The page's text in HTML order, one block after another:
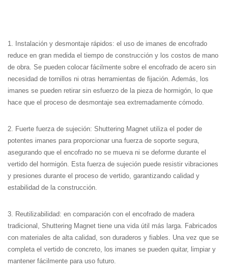
1. Instalación y desmontaje rápidos: el uso de imanes de encofrado
reduce en gran medida el tiempo de construcción y los costos de mano
de obra. Se pueden colocar fácilmente sobre el encofrado de acero sin
necesidad de tornillos ni otras herramientas de fijación. Además, los
imanes se pueden retirar sin esfuerzo de la pieza de hormigón, lo que
hace que el proceso de desmontaje sea extremadamente cómodo.
2. Fuerte fuerza de sujeción: Shuttering Magnet utiliza el poder de
potentes imanes para proporcionar una fuerza de soporte segura,
asegurando que el encofrado no se mueva ni se deforme durante el
vertido del hormigón. Esta fuerza de sujeción puede resistir vibraciones
y presiones durante el proceso de vertido, garantizando calidad y
estabilidad de la construcción.
3. Reutilizabilidad: en comparación con el encofrado de madera
tradicional, Shuttering Magnet tiene una vida útil más larga. Fabricados
con materiales de alta calidad, son duraderos y fiables. Una vez que se
completa el vertido de concreto, los imanes se pueden quitar, limpiar y
mantener fácilmente para uso futuro.